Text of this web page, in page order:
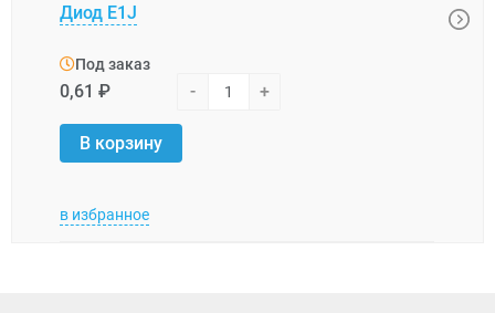
Диод E1J
Под заказ
0,61 ₽ - +
В корзину
в избранное